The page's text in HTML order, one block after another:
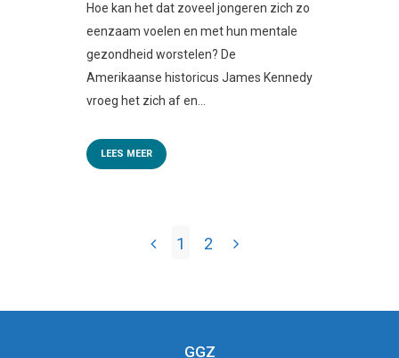
Hoe kan het dat zoveel jongeren zich zo
eenzaam voelen en met hun mentale
gezondheid worstelen? De
Amerikaanse historicus James Kennedy
vroeg het zich af en...
LEES MEER
1 2
GGZ